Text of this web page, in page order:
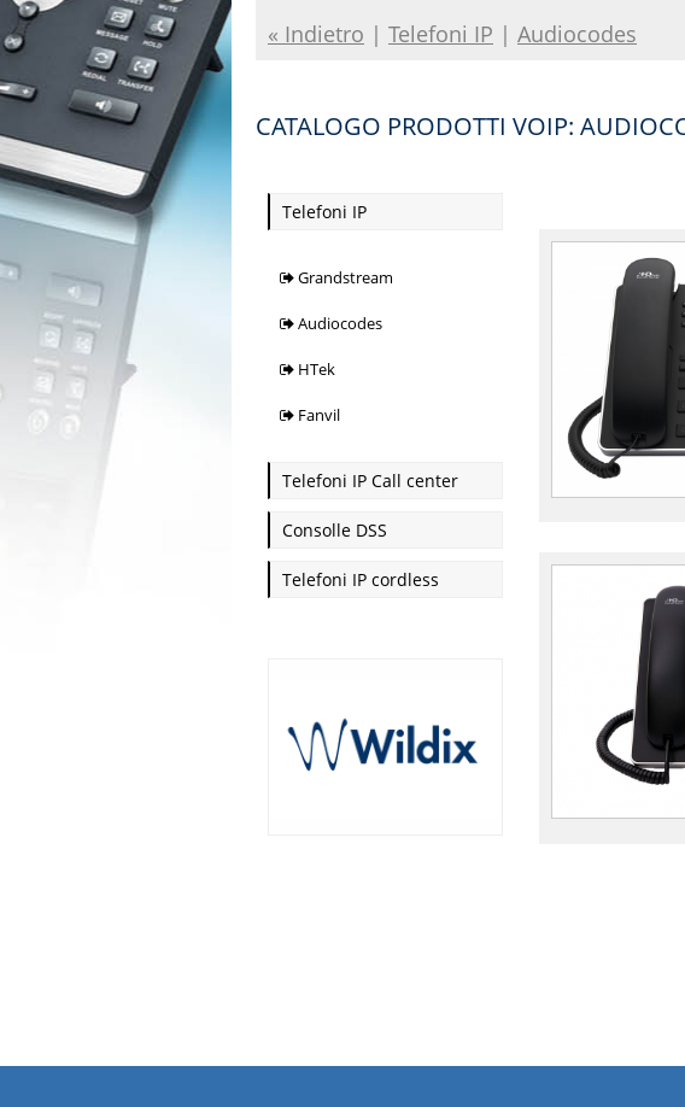
« Indietro | Telefoni IP | Audiocodes
CATALOGO PRODOTTI VOIP:
Telefoni IP
Grandstream
Audiocodes
HTek
Fanvil
Telefoni IP Call center
Consolle DSS
Telefoni IP cordless